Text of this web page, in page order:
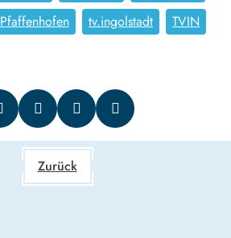
Pfaffenhofen tv.ingolstadt
TVIN
Zurück